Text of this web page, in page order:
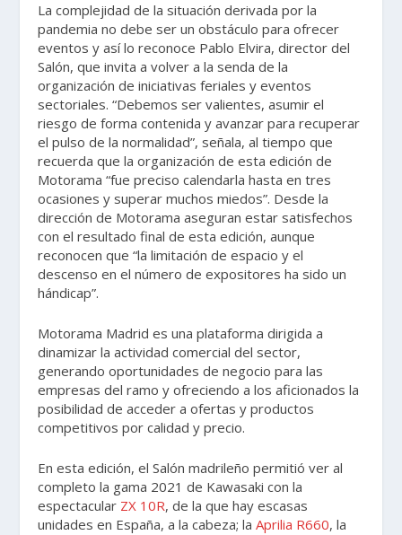
La complejidad de la situación derivada por la
pandemia no debe ser un obstáculo para ofrecer
eventos y así lo reconoce Pablo Elvira, director del
Salón, que invita a volver a la senda de la
organización de iniciativas feriales y eventos
sectoriales. “Debemos ser valientes, asumir el
riesgo de forma contenida y avanzar para recuperar
el pulso de la normalidad”, señala, al tiempo que
recuerda que la organización de esta edición de
Motorama “fue preciso calendarla hasta en tres
ocasiones y superar muchos miedos”. Desde la
dirección de Motorama aseguran estar satisfechos
con el resultado final de esta edición, aunque
reconocen que “la limitación de espacio y el
descenso en el número de expositores ha sido un
hándicap”.
Motorama Madrid es una plataforma dirigida a
dinamizar la actividad comercial del sector,
generando oportunidades de negocio para las
empresas del ramo y ofreciendo a los aficionados la
posibilidad de acceder a ofertas y productos
competitivos por calidad y precio.
En esta edición, el Salón madrileño permitió ver al
completo la gama 2021 de Kawasaki con la
espectacular ZX 10R, de la que hay escasas
unidades en España, a la cabeza; laAprilia R660, la